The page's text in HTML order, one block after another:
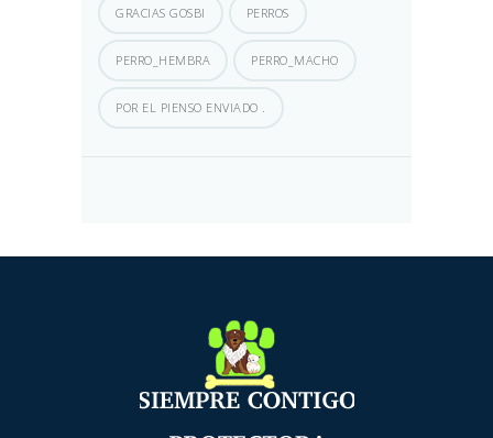
GRACIAS GOSBI PERROS
PERRO_HEMBRA PERRO_MACHO
POR EL PIENSO ENVIADO .